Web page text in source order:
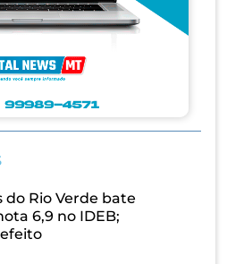
do Rio Verde bate
6,9 no IDEB;